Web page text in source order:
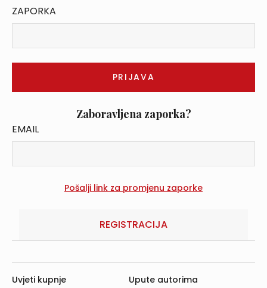
ZAPORKA
Zaboravljena zaporka?
EMAIL
REGISTRACIJA
Uvjeti kupnje Upute autorima